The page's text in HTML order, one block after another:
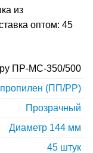
из
оптом: 45
ПР-МС-350/500
(ПП/PP)
Прозрачный
Диаметр 144 мм
45 штук